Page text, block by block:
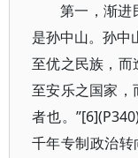
第一，渐进
是孙中山。孙中
至优之民族，而
至安乐之国家
者也。
千年专制政治转